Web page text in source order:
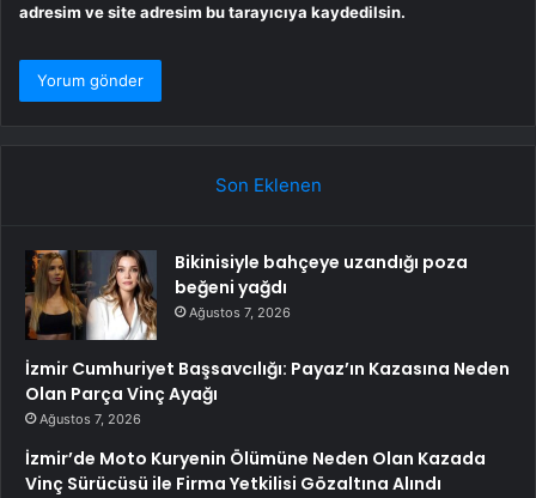
adresim ve site adresim bu tarayıcıya kaydedilsin.
Son Eklenen
Bikinisiyle bahçeye uzandığı poza
beğeni yağdı
Ağustos 7, 2026
İzmir Cumhuriyet Başsavcılığı: Payaz’ın Kazasına Neden
Olan Parça Vinç Ayağı
Ağustos 7, 2026
İzmir’de Moto Kuryenin Ölümüne Neden Olan Kazada
Vinç Sürücüsü ile Firma Yetkilisi Gözaltına Alındı